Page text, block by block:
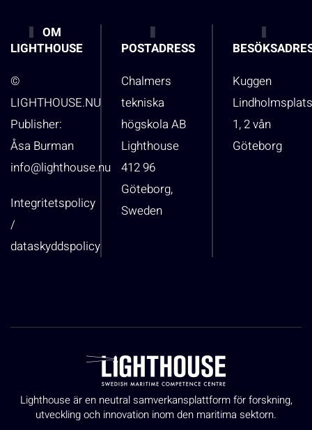
OM
LIGHTHOUSE
©
LIGHTHOUSE.NU
Publisher:
Åsa Burman
info@lighthouse.nu
Integritetspolicy
/
dataskyddspolicy
POSTADRESS
Chalmers
tekniska
högskola AB
Lighthouse
412 96
Göteborg,
Sweden
Kuggen
1, 2 vån
Göteborg
Lighthouse är en neutral samverkansplattform för forskning,
utveckling och innovation inom den maritima sektorn.